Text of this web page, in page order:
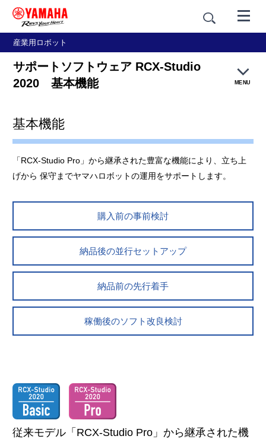
産業用ロボット
サポートソフトウェア RCX-Studio
2020 基本機能
MENU
特長概要
3Dシミュレータ機能
カスタムウィンドウ作成機能
基本機能
「RCX-Studio Pro」から継承された豊富な機能により、立ち上
げから 保守までヤマハロボットの運用をサポートします。
購入前の事前検討
納品後の並行セットアップ
納品前の先行着手
稼働後のソフト改良検討
従来モデル「RCX-Studio Pro」から継承された機